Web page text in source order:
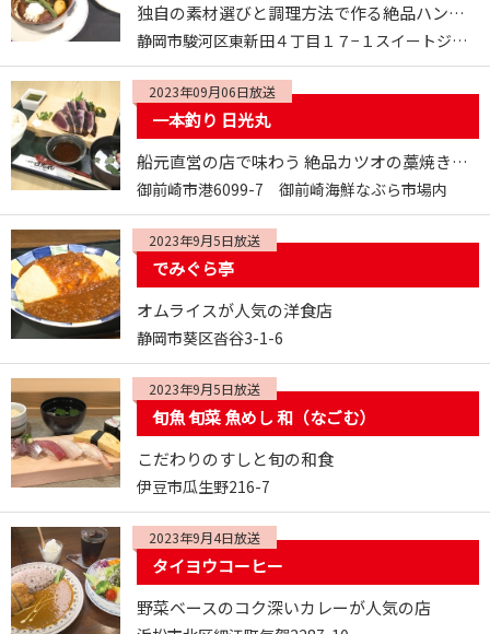
独自の素材選びと調理方法で作る絶品ハンバーグ
静岡市駿河区東新田４丁目１７−１スイートジェントリー１F
2023年09月06日放送
一本釣り 日光丸
船元直営の店で味わう 絶品カツオの藁焼きたたき
御前崎市港6099-7 御前崎海鮮なぶら市場内
2023年9月5日放送
でみぐら亭
オムライスが人気の洋食店
静岡市葵区沓谷3-1-6
2023年9月5日放送
旬魚 旬菜 魚めし 和（なごむ）
こだわりのすしと旬の和食
伊豆市瓜生野216-7
2023年9月4日放送
タイヨウコーヒー
野菜ベースのコク深いカレーが人気の店